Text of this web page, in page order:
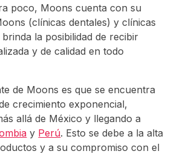
poco, Moons cuenta con su
(clínicas dentales) y clínicas
la posibilidad de recibir
y de calidad en todo
de Moons es que se encuentra
crecimiento exponencial,
allá de México y llegando a
y Perú. Esto se debe a la alta
y a su compromiso con el